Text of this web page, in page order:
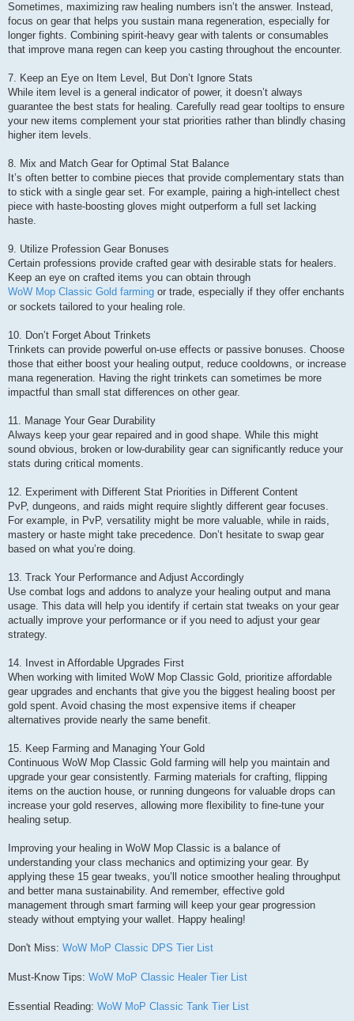
Sometimes, maximizing raw healing numbers isn’t the answer. Instead,
focus on gear that helps you sustain mana regeneration, especially for
longer fights. Combining spirit-heavy gear with talents or consumables
that improve mana regen can keep you casting throughout the encounter.
7. Keep an Eye on Item Level, But Don’t Ignore Stats
While item level is a general indicator of power, it doesn’t always
guarantee the best stats for healing. Carefully read gear tooltips to ensure
your new items complement your stat priorities rather than blindly chasing
higher item levels.
8. Mix and Match Gear for Optimal Stat Balance
It’s often better to combine pieces that provide complementary stats than
to stick with a single gear set. For example, pairing a high-intellect chest
piece with haste-boosting gloves might outperform a full set lacking
haste.
9. Utilize Profession Gear Bonuses
Certain professions provide crafted gear with desirable stats for healers.
Keep an eye on crafted items you can obtain through
WoW Mop Classic Gold farming or trade, especially if they offer enchants
or sockets tailored to your healing role.
10. Don’t Forget About Trinkets
Trinkets can provide powerful on-use effects or passive bonuses. Choose
those that either boost your healing output, reduce cooldowns, or increase
mana regeneration. Having the right trinkets can sometimes be more
impactful than small stat differences on other gear.
11. Manage Your Gear Durability
Always keep your gear repaired and in good shape. While this might
sound obvious, broken or low-durability gear can significantly reduce your
stats during critical moments.
12. Experiment with Different Stat Priorities in Different Content
PvP, dungeons, and raids might require slightly different gear focuses.
For example, in PvP, versatility might be more valuable, while in raids,
mastery or haste might take precedence. Don’t hesitate to swap gear
based on what you’re doing.
13. Track Your Performance and Adjust Accordingly
Use combat logs and addons to analyze your healing output and mana
usage. This data will help you identify if certain stat tweaks on your gear
actually improve your performance or if you need to adjust your gear
strategy.
14. Invest in Affordable Upgrades First
When working with limited WoW Mop Classic Gold, prioritize affordable
gear upgrades and enchants that give you the biggest healing boost per
gold spent. Avoid chasing the most expensive items if cheaper
alternatives provide nearly the same benefit.
15. Keep Farming and Managing Your Gold
Continuous WoW Mop Classic Gold farming will help you maintain and
upgrade your gear consistently. Farming materials for crafting, flipping
items on the auction house, or running dungeons for valuable drops can
increase your gold reserves, allowing more flexibility to fine-tune your
healing setup.
Improving your healing in WoW Mop Classic is a balance of
understanding your class mechanics and optimizing your gear. By
applying these 15 gear tweaks, you’ll notice smoother healing throughput
and better mana sustainability. And remember, effective gold
management through smart farming will keep your gear progression
steady without emptying your wallet. Happy healing!
Don't Miss: WoW MoP Classic DPS Tier List
Must-Know Tips: WoW MoP Classic Healer Tier List
Essential Reading: WoW MoP Classic Tank Tier List